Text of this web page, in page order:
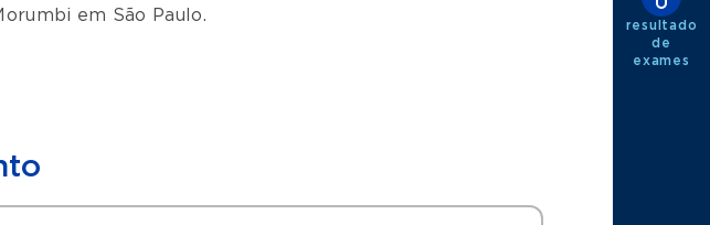
em São Paulo.
resultado
de
exames